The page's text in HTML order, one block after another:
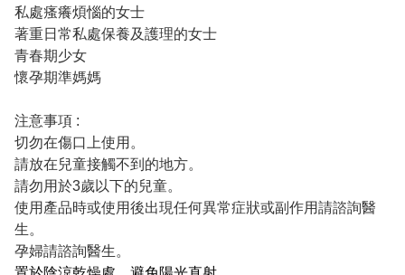
私處瘙癢煩惱的女士
著重日常私處保養及護理的女士
青春期少女
懷孕期準媽媽
注意事項 :
切勿在傷口上使用。
請放在兒童接觸不到的地方。
請勿用於3歲以下的兒童。
使用產品時或使用後出現任何異常症狀或副作用請諮詢醫
生。
孕婦請諮詢醫生。